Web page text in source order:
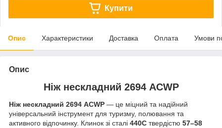
Купити
Опис Характеристики Доставка Оплата Умови
Опис
Ніж нескладний 2694 ACWP
Ніж нескладний 2694 ACWP — це міцний та надійний
універсальний інструмент для туризму, полювання та
активного відпочинку. Клинок зі сталі 440C твердістю 57–58